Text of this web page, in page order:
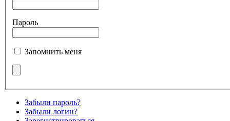
Пароль
Запомнить меня
Забыли пароль?
Забыли логин?